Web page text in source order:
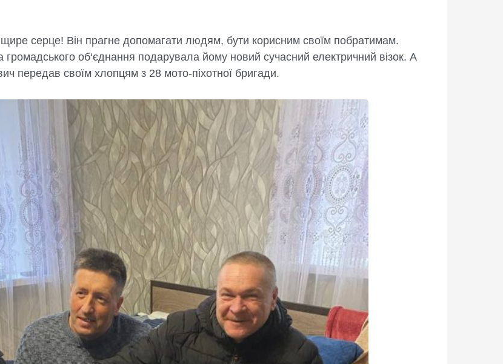
щире серце! Він прагне допомагати людям, бути корисним своїм побратимам.
об‘єднання подарувала йому новий сучасний електричний візок. А
передав своїм хлопцям з 28 мото-піхотної бригади.